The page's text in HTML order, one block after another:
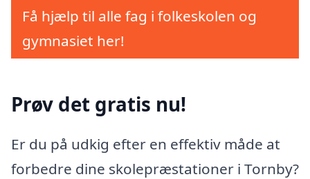
Få hjælp til alle fag i folkeskolen og
gymnasiet her!
Prøv det gratis nu!
Er du på udkig efter en effektiv måde at
forbedre dine skolepræstationer i Tornby?